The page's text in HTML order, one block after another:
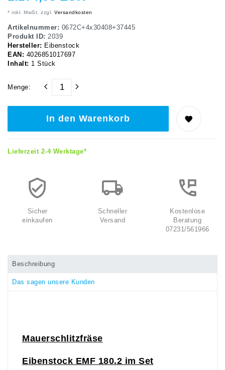
* inkl. MwSt. zzgl. Versandkosten
Artikelnummer: 0672C+4x30408+37445
Produkt ID: 2039
Hersteller: Eibenstock
EAN: 4026851017697
Inhalt: 1 Stück
Menge:
In den Warenkorb
Lieferzeit 2-4 Werktage*
Sicher
einkaufen
Schneller
Versand
Kostenlose
Beratung
07231/561966
Beschreibung
Das sagen unsere Kunden
Mauerschlitzfräse
Eibenstock EMF 180.2 im Set